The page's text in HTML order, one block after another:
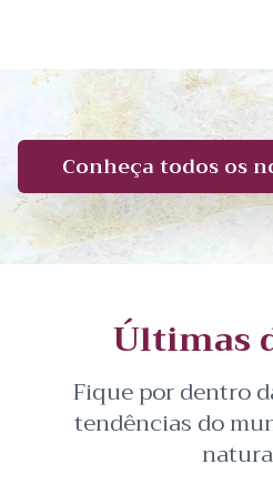
Conheça todos os
Últimas
Fique por dentro
tendências do